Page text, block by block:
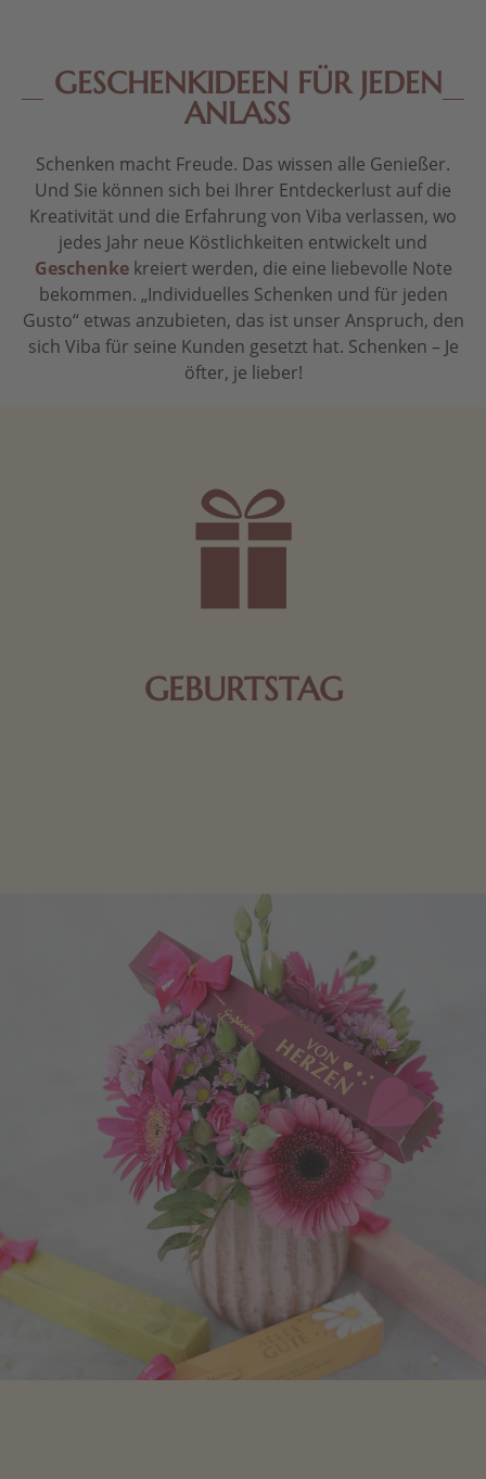
GESCHENKIDEEN FÜR JEDEN
ANLASS
Schenken macht Freude. Das wissen alle Genießer.
Und Sie können sich bei Ihrer Entdeckerlust auf die
Kreativität und die Erfahrung von Viba verlassen, wo
jedes Jahr neue Köstlichkeiten entwickelt und
Geschenkekreiert werden, die eine liebevolle Note
bekommen. „Individuelles Schenken und für jeden
Gusto“ etwas anzubieten, das ist unser Anspruch, den
sich Viba für seine Kunden gesetzt hat. Schenken – Je
öfter, je lieber!
GEBURTSTAG